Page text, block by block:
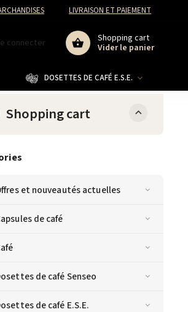
LIVRAISON ET PAIEMENT
Shopping cart
Vider le panier
connecter
DOSETTES DE CAFÉ E.S.E.
Shopping cart
et nouveautés actuelles
de café
de café Senseo
de café E.S.E.